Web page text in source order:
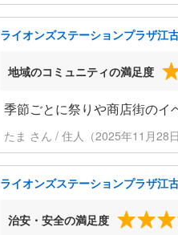
ライオンズステーションプラザ江
地域のコミュニティの満足度
季節ごとに祭りや商店街のイ
たま さん / 住人（2025年11月28日
ライオンズステーションプラザ江
治安・安全の満足度